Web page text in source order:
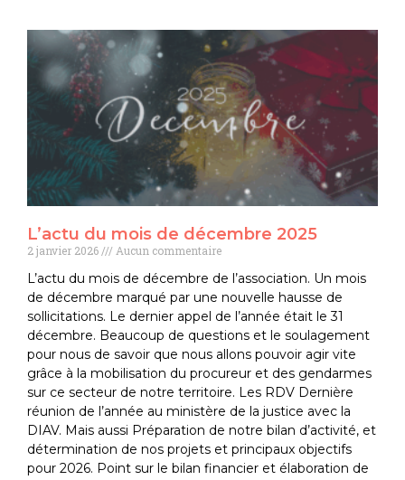
L’actu du mois de décembre 2025
2 janvier 2026 Aucun commentaire
L’actu du mois de décembre de l’association. Un mois
de décembre marqué par une nouvelle hausse de
sollicitations. Le dernier appel de l’année était le 31
décembre. Beaucoup de questions et le soulagement
pour nous de savoir que nous allons pouvoir agir vite
grâce à la mobilisation du procureur et des gendarmes
sur ce secteur de notre territoire. Les RDV Dernière
réunion de l’année au ministère de la justice avec la
DIAV. Mais aussi Préparation de notre bilan d’activité, et
détermination de nos projets et principaux objectifs
pour 2026. Point sur le bilan financier et élaboration de